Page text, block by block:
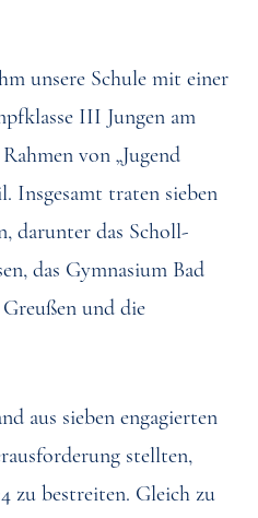
unsere Schule mit einer
III Jungen am
von „Jugend
Insgesamt traten sieben
darunter das Scholl-
das Gymnasium Bad
und die
aus sieben engagierten
stellten,
zu bestreiten. Gleich zu